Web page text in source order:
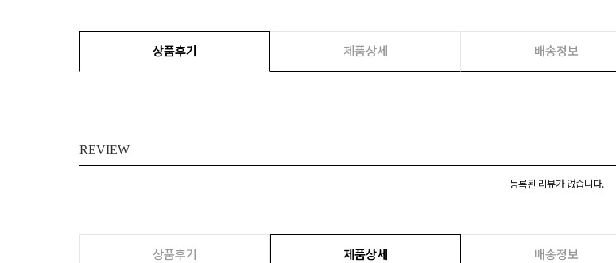
상품후기 제품상세 배송정보
REVIEW
등록된 리뷰가 없습니다.
상품후기 제품상세 배송정보